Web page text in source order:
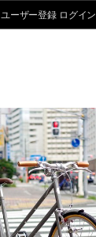
ユーザー登録 ログイン